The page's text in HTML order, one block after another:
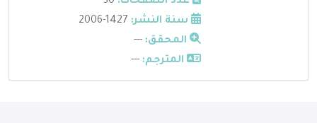
سنة النشر:
المحقق: ---
المترجم: ---